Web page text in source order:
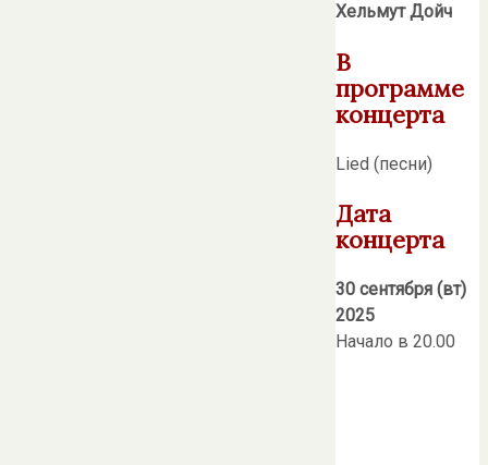
Хельмут Дойч
В
программе
концерта
Lied (песни)
Дата
концерта
30 сентября (вт)
2025
Начало в 20.00